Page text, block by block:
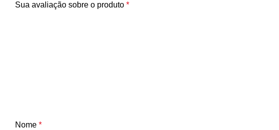
Sua avaliação sobre o produto *
Nome *